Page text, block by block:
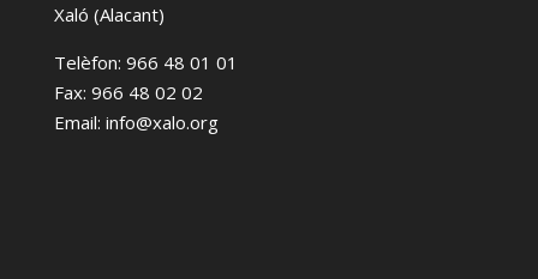
Xaló (Alacant)
Telèfon: 966 48 01 01
Fax: 966 48 02 02
Email: info@xalo.org